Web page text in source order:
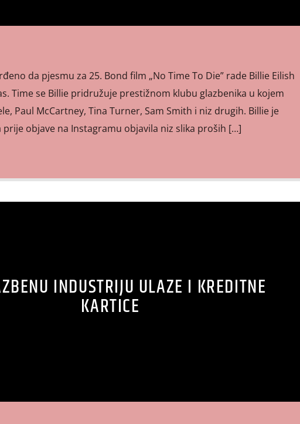
da pjesmu za 25. Bond film „No Time To Die” rade Billie Eilish
Time se Billie pridružuje prestižnom klubu glazbenika u kojem
Paul McCartney, Tina Turner, Sam Smith i niz drugih. Billie je
prije objave na Instagramu objavila niz slika proših […]
INDUSTRIJU ULAZE I KREDITNE
KARTICE